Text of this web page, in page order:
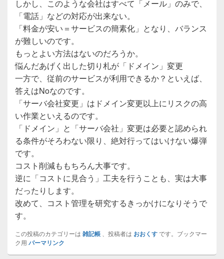
しかし、このような会社はすべて「メール」のみで、
「電話」などの対応が出来ない。
「料金が安い＝サービスの簡素化」となり、バランス
が難しいのです。
もっとよい方法はないのだろうか。
悩んだあげく出した切り札が「ドメイン」変更
一方で、従前のサービスが利用できるか？といえば、
答えはNoなのです。
「サーバ会社変更」はドメイン変更以上にリスクの高
い作業といえるのです。
「ドメイン」と「サーバ会社」変更は必要と認められ
る条件がそろわない限り、絶対行ってはいけない爆弾
です。
コスト削減ももちろん大事です。
逆に「コストに見合う」工夫を行うことも、実は大事
だったりします。
改めて、コスト管理を研究するきっかけになりそうで
す。
この投稿のカテゴリーは 雑記帳 、投稿者は おおくすです。ブックマー
ク用 パーマリンク